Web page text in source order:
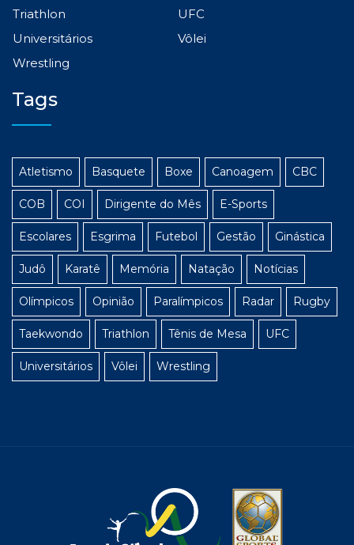
Triathlon
UFC
Universitários
Vôlei
Wrestling
Tags
Atletismo Basquete Boxe Canoagem CBC
COB COI Dirigente do Mês E-Sports
Escolares Esgrima Futebol Gestão Ginástica
Judô Karatê Memória Natação Notícias
Olímpicos Opinião Paralímpicos Radar Rugby
Taekwondo Triathlon Tênis de Mesa UFC
Universitários Vôlei Wrestling